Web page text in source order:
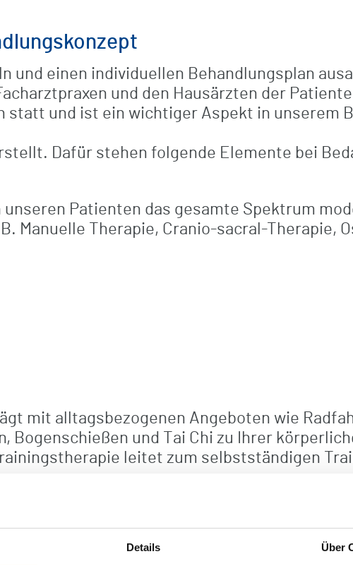
Details Über
und einen individuellen Behandlungsplan
und den Hausärzten der
statt und ist ein wichtiger Aspekt in unserem
Dafür stehen folgende Elemente bei
unseren Patienten das gesamte Spektrum
Manuelle Therapie, Cranio-sacral-Therapie,
mit alltagsbezogenen Angeboten wie
und Tai Chi zu Ihrer
leitet zum selbstständigen
fundierte Massagetechniken, wie die
können die Maßnahmen durch
und Fangopackungen (für ausgewählte Fälle).